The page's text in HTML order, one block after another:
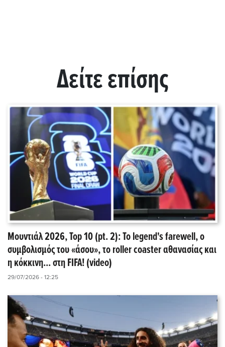
Δείτε επίσης
Μουντιάλ 2026, Top 10 (pt. 2): Το legend's farewell, ο
συμβολισμός του «άσου», το roller coaster αθανασίας και
η κόκκινη... στη FIFA! (video)
29/07/2026 - 12:25